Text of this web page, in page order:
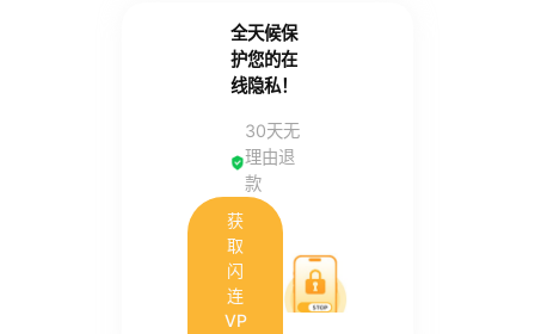
全天候保
护您的在
线隐私！
30天无
理由退
款
获
取
闪
连
VP